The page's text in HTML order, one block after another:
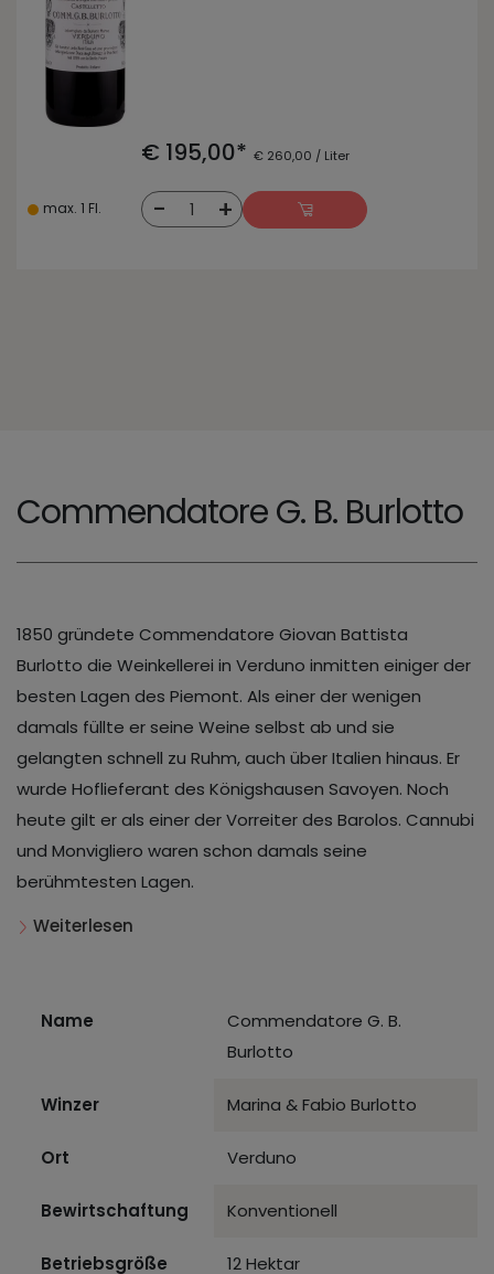
€ 195,00* € 260,00 / Liter
max. 1 Fl. - 1 +
Commendatore G. B. Burlotto
1850 gründete Commendatore Giovan Battista
Burlotto die Weinkellerei in Verduno inmitten einiger der
besten Lagen des Piemont. Als einer der wenigen
damals füllte er seine Weine selbst ab und sie
gelangten schnell zu Ruhm, auch über Italien hinaus. Er
wurde Hoflieferant des Königshausen Savoyen. Noch
heute gilt er als einer der Vorreiter des Barolos. Cannubi
und Monvigliero waren schon damals seine
berühmtesten Lagen.
Weiterlesen
Name
Commendatore G. B.
Burlotto
Winzer Marina & Fabio Burlotto
Ort Verduno
Bewirtschaftung Konventionell
Betriebsgröße 12 Hektar